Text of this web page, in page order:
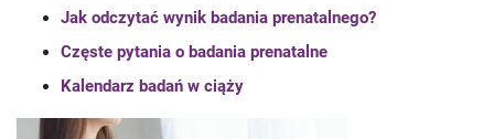
Jak odczytać wynik badania prenatalnego?
Częste pytania o badania prenatalne
Kalendarz badań w ciąży